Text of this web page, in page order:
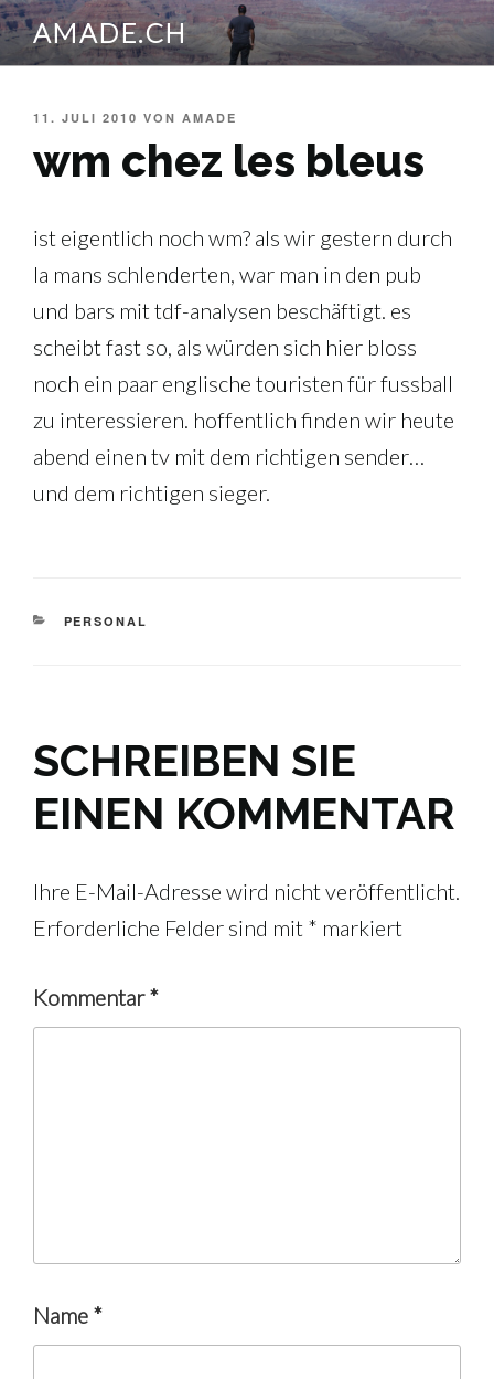
Zum
Inhalt
springen
AMADE.CH
VERÖFFENTLICHT
11. JULI 2010 VON AMADE
wm chez les bleus
ist eigentlich noch wm? als wir gestern durch
la mans schlenderten, war man in den pub
und bars mit tdf-analysen beschäftigt. es
scheibt fast so, als würden sich hier bloss
noch ein paar englische touristen für fussball
zu interessieren. hoffentlich finden wir heute
abend einen tv mit dem richtigen sender…
und dem richtigen sieger.
KATEGORIEN
PERSONAL
SCHREIBEN SIE
EINEN KOMMENTAR
Ihre E-Mail-Adresse wird nicht veröffentlicht.
Erforderliche Felder sind mit * markiert
Kommentar*
Name *